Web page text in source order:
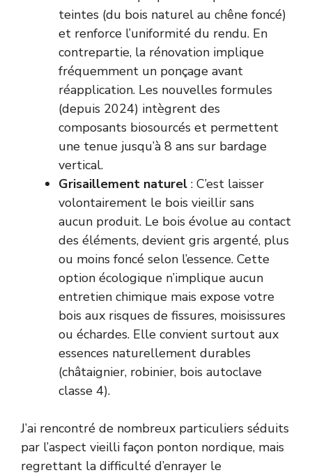
teintes (du bois naturel au chêne foncé)
et renforce l’uniformité du rendu. En
contrepartie, la rénovation implique
fréquemment un ponçage avant
réapplication. Les nouvelles formules
(depuis 2024) intègrent des
composants biosourcés et permettent
une tenue jusqu’à 8 ans sur bardage
vertical.
Grisaillement naturel : C’est laisser
volontairement le bois vieillir sans
aucun produit. Le bois évolue au contact
des éléments, devient gris argenté, plus
ou moins foncé selon l’essence. Cette
option écologique n’implique aucun
entretien chimique mais expose votre
bois aux risques de fissures, moisissures
ou échardes. Elle convient surtout aux
essences naturellement durables
(châtaignier, robinier, bois autoclave
classe 4).
J’ai rencontré de nombreux particuliers séduits
par l’aspect vieilli façon ponton nordique, mais
regrettant la difficulté d’enrayer le